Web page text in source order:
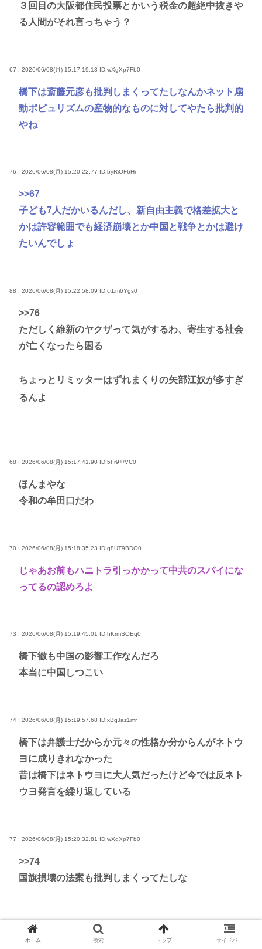
３回目の大阪都住民投票とかいう税金の超絶中抜きや
る人間がそれ言っちゃう？
67 : 2026/06/08(月) 15:17:19.13 ID:wXgXp7Fb0
橋下は斎藤元彦も批判しまくってたしなんかネット扇
動ポピュリズムの産物的なものに対してやたら批判的
やね
76 : 2026/06/08(月) 15:20:22.77 ID:byRiOF6Hr
>>67
子ども7人だかいるんだし、新自由主義で格差拡大と
かは許容範囲でも経済崩壊とか中国と戦争とかは避け
たいんでしょ
88 : 2026/06/08(月) 15:22:58.09 ID:ctLm6Ygs0
>>76
ただしく維新のヤクザって気がするわ、寄生する社会
が亡くなったら困る
ちょっとリミッターはずれまくりの矢部江奴が多すぎ
るんよ
68 : 2026/06/08(月) 15:17:41.90 ID:5Fr9+/VC0
ほんまやな
令和の牟田口だわ
70 : 2026/06/08(月) 15:18:35.23 ID:q8UT9BDO0
じゃあお前もハニトラ引っかかって中共のスパイにな
ってるの認めろよ
73 : 2026/06/08(月) 15:19:45.01 ID:hKrmSOEq0
橋下徹も中国の影響工作なんだろ
本当に中国しつこい
74 : 2026/06/08(月) 15:19:57.68 ID:xBqJaz1mr
橋下は弁護士だからか元々の性格か分からんがネトウ
ヨに成りきれなかった
昔は橋下はネトウヨに大人気だったけど今では反ネト
ウヨ発言を繰り返している
77 : 2026/06/08(月) 15:20:32.81 ID:wXgXp7Fb0
>>74
国旗損壊の法案も批判しまくってたしな
75 : 2026/06/08(月) 15:20:08.08ID:M4lRmwUD0
ホーム 検索 トップ サイドバー